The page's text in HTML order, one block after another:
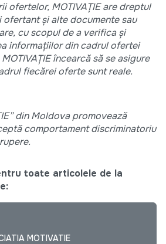
ofertelor, MOTIVAȚIE are dreptul
și alte documente sau
cu scopul de a verifica și
informațiilor din cadrul ofertei
încearcă să se asigure
fiecărei oferte sunt reale.
din Moldova promovează
comportament discriminatoriu
toate articolele de la
MOTIVATIE